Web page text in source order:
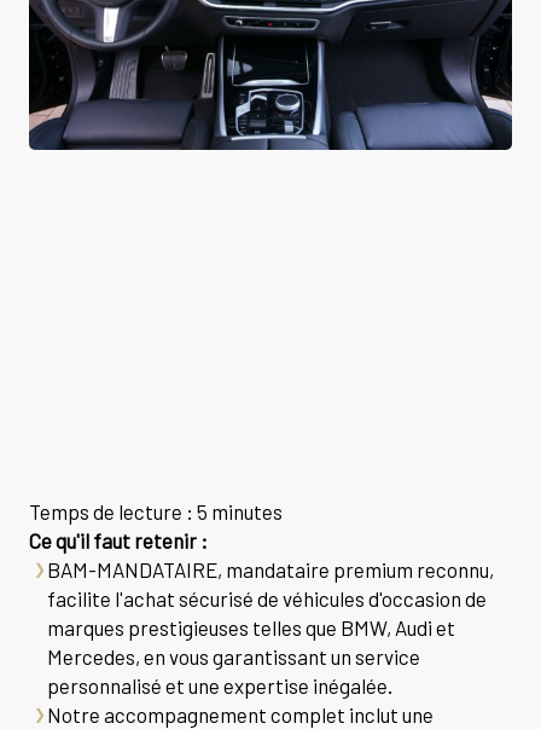
Temps de lecture : 5 minutes
Ce qu'il faut retenir :
BAM-MANDATAIRE, mandataire premium reconnu,
facilite l'achat sécurisé de véhicules d'occasion de
marques prestigieuses telles que BMW, Audi et
Mercedes, en vous garantissant un service
personnalisé et une expertise inégalée.
Notre accompagnement complet inclut une